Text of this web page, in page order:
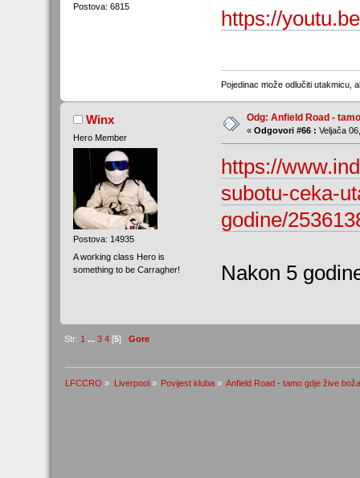
Postova: 6815
https://
Pojedinac može odlučiti utakmicu,
Winx
Hero Member
Postova: 14935
A working class Hero is
something to be Carragher!
Odg: Anfield Road -
« Odgovori #66 : Veljača
https://
subotu-ceka-
godine/
Nakon 5
Str: 1 ...3 4 [5]Gore
LFCCRO » Liverpool » Povijest kluba» Anfield Road - tamo gdje žive